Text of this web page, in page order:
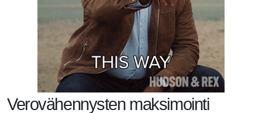
Verovähennysten maksimointi